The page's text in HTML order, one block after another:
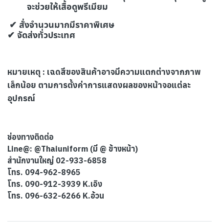
จะช่วยให้เสื้อดูพรีเมียม
✔ สั่งจำนวนมากมีราคาพิเศษ
✔ จัดส่งทั่วประเทศ
หมายเหตุ : เฉดสีของสินค้าอาจมีความแตกต่างจากภาพ
เล็กน้อย ตามการตั้งค่าการแสดงผลของหน้าจอแต่ละ
อุปกรณ์
ช่องทางติดต่อ
Line@: @Thaiuniform (มี @ ข้างหน้า)
สำนักงานใหญ่ 02-933-6858
โทร. 094-962-8965
โทร. 090-912-3939 K.เอิง
โทร. 096-632-6266 K.อ้วน